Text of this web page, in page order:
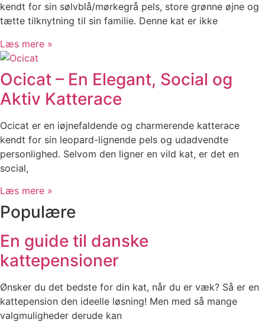
kendt for sin sølvblå/mørkegrå pels, store grønne øjne og
tætte tilknytning til sin familie. Denne kat er ikke
Læs mere »
Ocicat – En Elegant, Social og
Aktiv Katterace
Ocicat er en iøjnefaldende og charmerende katterace
kendt for sin leopard-lignende pels og udadvendte
personlighed. Selvom den ligner en vild kat, er det en
social,
Læs mere »
Populære
En guide til danske
kattepensioner
Ønsker du det bedste for din kat, når du er væk? Så er en
kattepension den ideelle løsning! Men med så mange
valgmuligheder derude kan